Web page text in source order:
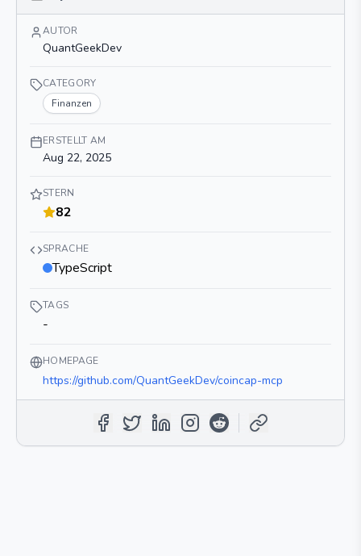
AUTOR
QuantGeekDev
CATEGORY
Finanzen
ERSTELLT AM
Aug 22, 2025
STERN
82
SPRACHE
TypeScript
TAGS
-
HOMEPAGE
https://github.com/QuantGeekDev/coincap-mcp